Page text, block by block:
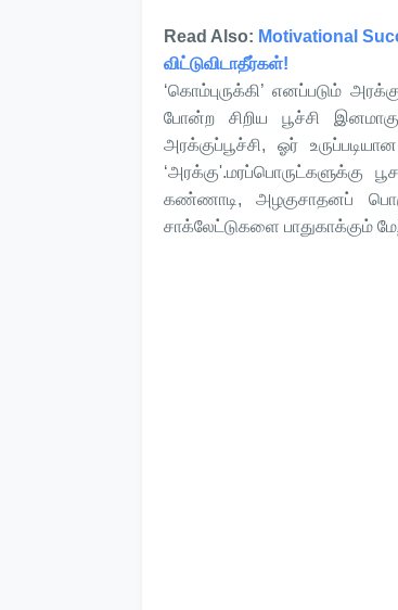
Read Also: Motivational
விட்டுவிடாதீர்கள்!
‘கொம்புருக்கி’ எனப்படும்
போன்ற சிறிய பூச்சி
அரக்குப்பூச்சி, ஓர்
‘அரக்கு'.மரப்பொருட்களுக்கு
கண்ணாடி, அழகுசாதனப்
சாக்லேட்டுகளை பாதுகாக்கும்